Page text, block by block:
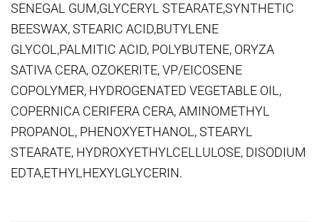
SENEGAL GUM,GLYCERYL STEARATE,SYNTHETIC
BEESWAX, STEARIC ACID,BUTYLENE
GLYCOL,PALMITIC ACID, POLYBUTENE, ORYZA
SATIVA CERA, OZOKERITE, VP/EICOSENE
COPOLYMER, HYDROGENATED VEGETABLE OIL,
COPERNICA CERIFERA CERA, AMINOMETHYL
PROPANOL, PHENOXYETHANOL, STEARYL
STEARATE, HYDROXYETHYLCELLULOSE, DISODIUM
EDTA,ETHYLHEXYLGLYCERIN.